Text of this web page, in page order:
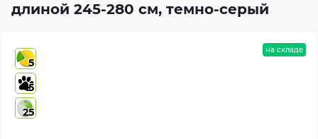
длиной 245-280 см, темно-серый
5
5
25
на складе